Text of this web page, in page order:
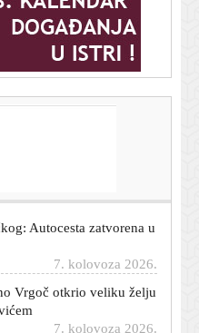
trener u povijesti. Evo